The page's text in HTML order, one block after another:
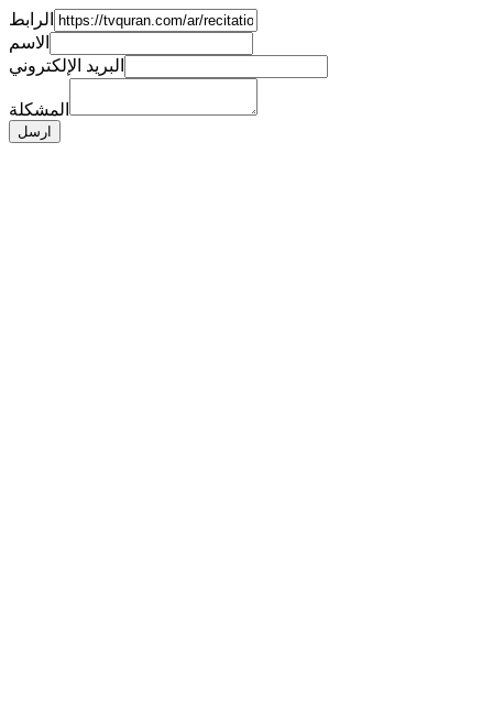
الرابط
الاسم
البريد الإلكتروني
المشكلة
ارسل